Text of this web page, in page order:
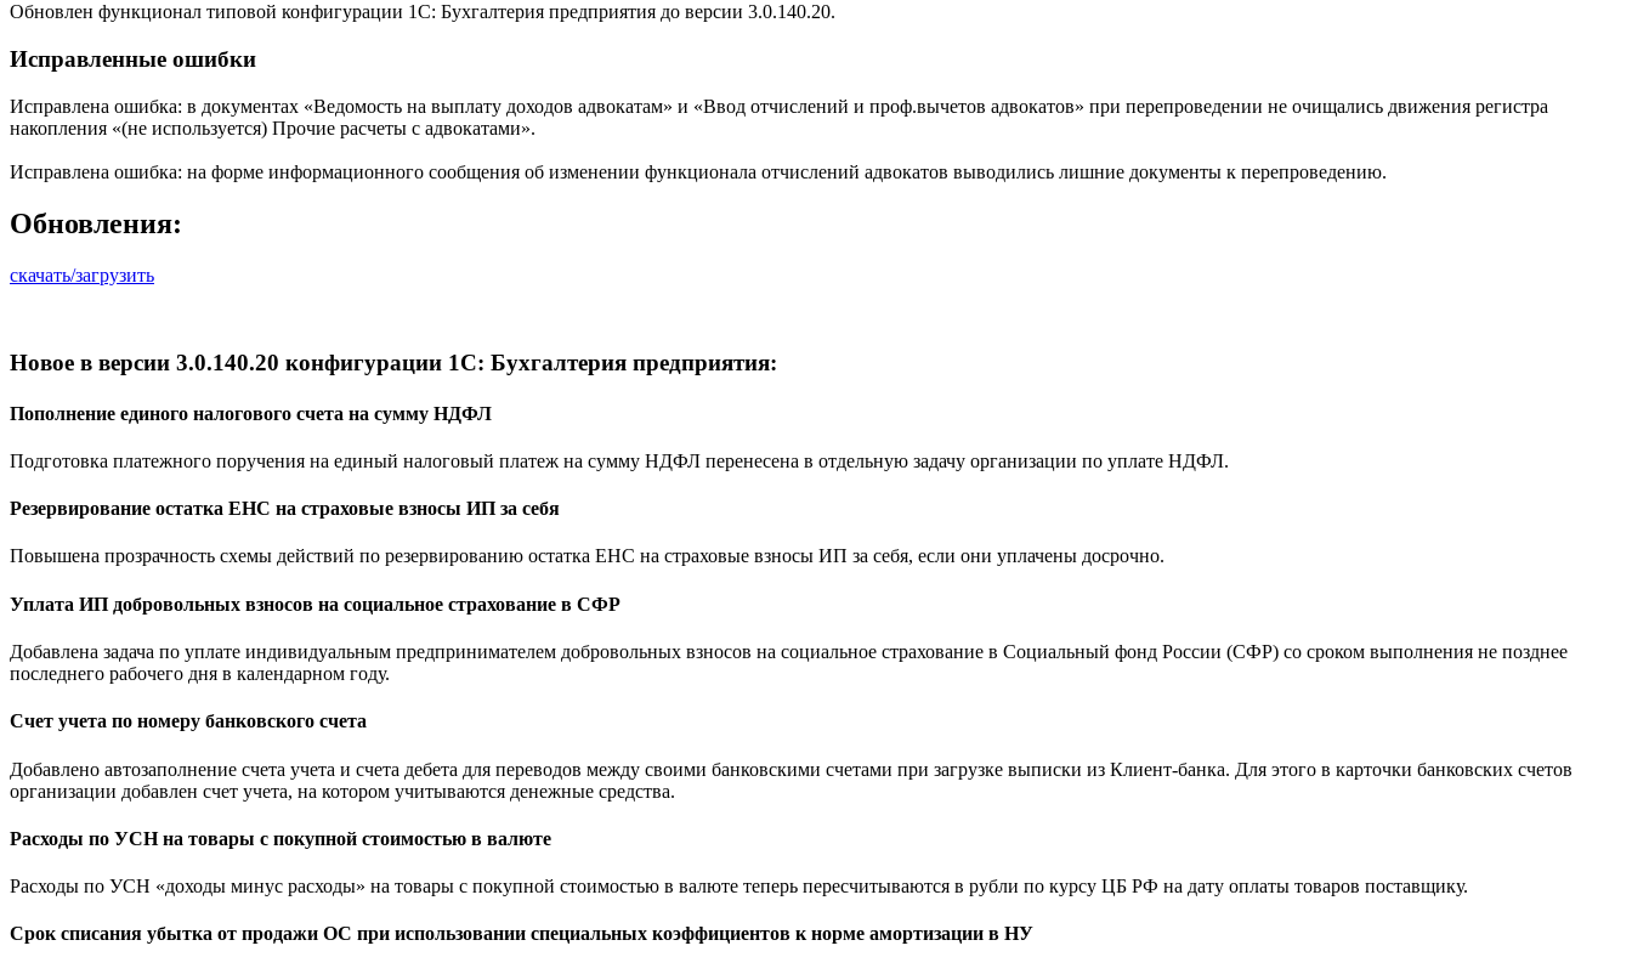
Обновлен функционал типовой конфигурации 1С: Бухгалтерия предприятия до версии 3.0.140.20.
Исправленные ошибки
Исправлена ошибка: в документах «Ведомость на выплату доходов адвокатам» и «Ввод отчислений и проф.вычетов адвокатов» при перепроведении не очищались движения регистра
накопления «(не используется) Прочие расчеты с адвокатами».
Исправлена ошибка: на форме информационного сообщения об изменении функционала отчислений адвокатов выводились лишние документы к перепроведению.
Обновления:
скачать/загрузить
Новое в версии 3.0.140.20 конфигурации 1С: Бухгалтерия предприятия:
Пополнение единого налогового счета на сумму НДФЛ
Подготовка платежного поручения на единый налоговый платеж на сумму НДФЛ перенесена в отдельную задачу организации по уплате НДФЛ.
Резервирование остатка ЕНС на страховые взносы ИП за себя
Повышена прозрачность схемы действий по резервированию остатка ЕНС на страховые взносы ИП за себя, если они уплачены досрочно.
Уплата ИП добровольных взносов на социальное страхование в СФР
Добавлена задача по уплате индивидуальным предпринимателем добровольных взносов на социальное страхование в Социальный фонд России (СФР) со сроком выполнения не позднее
последнего рабочего дня в календарном году.
Счет учета по номеру банковского счета
Добавлено автозаполнение счета учета и счета дебета для переводов между своими банковскими счетами при загрузке выписки из Клиент-банка. Для этого в карточки банковских счетов
организации добавлен счет учета, на котором учитываются денежные средства.
Расходы по УСН на товары с покупной стоимостью в валюте
Расходы по УСН «доходы минус расходы» на товары с покупной стоимостью в валюте теперь пересчитываются в рубли по курсу ЦБ РФ на дату оплаты товаров поставщику.
Срок списания убытка от продажи ОС при использовании специальных коэффициентов к норме амортизации в НУ